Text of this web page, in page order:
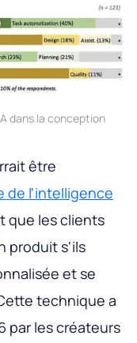
dans la conception
être
de l'intelligence
que les clients
produit s'ils
et se
technique a
par les créateurs